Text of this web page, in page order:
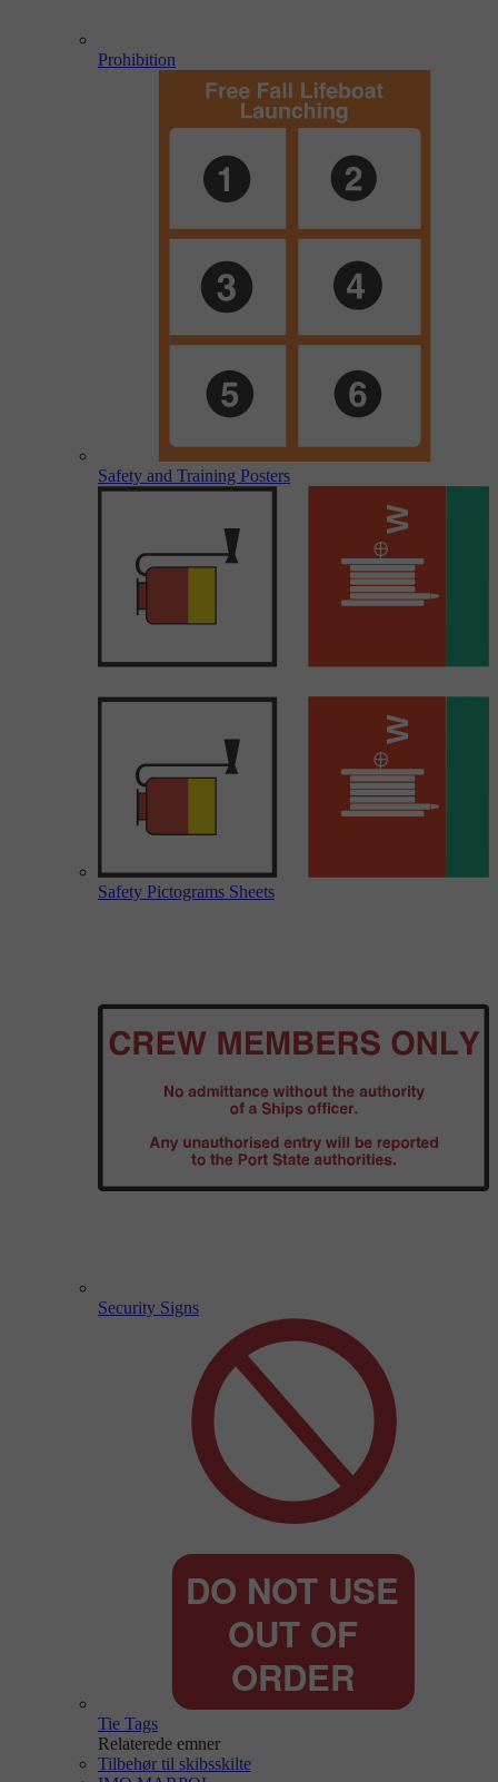
Prohibition
Safety and Training Posters
Safety Pictograms Sheets
Security Signs
Tie Tags
Relaterede emner
Tilbehør til skibsskilte